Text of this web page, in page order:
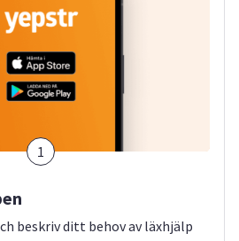
1
beskriv ditt behov av läxhjälp